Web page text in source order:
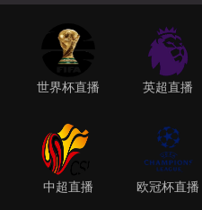
世界杯直播 英超直播
中超直播 欧冠杯直播